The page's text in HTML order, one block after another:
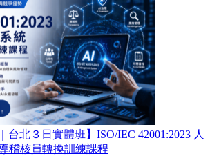
台北３日實體班】ISO/IEC 42001:2023 人
稽核員轉換訓練課程